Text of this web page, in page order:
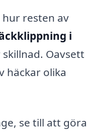
resten av
i
Oavsett
häckar olika
se till att göra